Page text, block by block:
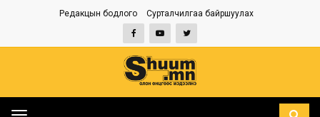
Редакцын бодлого Сурталчилгаа байршуулах